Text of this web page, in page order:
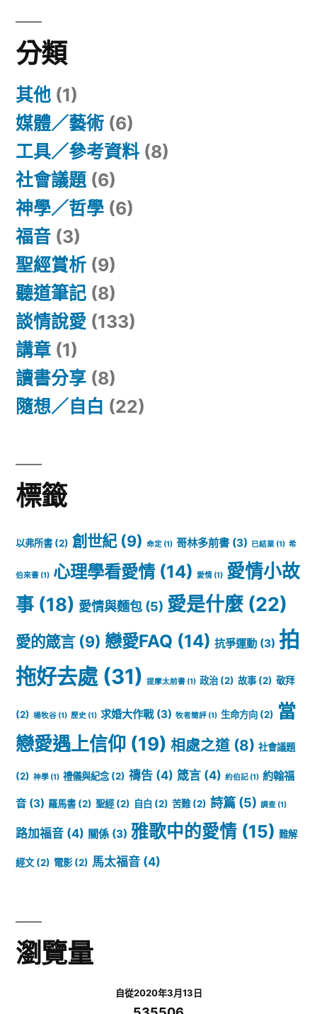
字:
分類
其他 (1)
媒體／藝術 (6)
工具／參考資料 (8)
社會議題 (6)
神學／哲學 (6)
福音 (3)
聖經賞析 (9)
聽道筆記 (8)
談情說愛 (133)
講章 (1)
讀書分享 (8)
隨想／自白 (22)
標籤
以弗所書(2) 創世紀(9) 命定 (1) 哥林多前書 (3) 已結業 (1) 希
伯來書 (1) 心理學看愛情(14) 愛情 (1) 愛情小故
事 (18) 愛情與麵包 (5) 愛是什麼 (22)
愛的箴言(9) 戀愛FAQ (14) 抗爭運動 (3) 拍
拖好去處 (31) 提摩太前書 (1) 政治(2) 故事(2) 敬拜
(2) 楊牧谷 (1) 歷史 (1) 求婚大作戰(3) 牧者簡評 (1) 生命方向 (2) 當
戀愛遇上信仰 (19) 相處之道 (8) 社會議題
(2) 神學 (1) 禮儀與紀念(2) 禱告 (4) 箴言 (4) 約伯記 (1) 約翰福
音 (3) 羅馬書(2) 聖經(2) 自白 (2) 苦難(2) 詩篇 (5) 調查 (1)
路加福音 (4) 關係 (3) 雅歌中的愛情 (15) 難解
經文(2) 電影(2) 馬太福音 (4)
瀏覽量
自從2020年3月13日